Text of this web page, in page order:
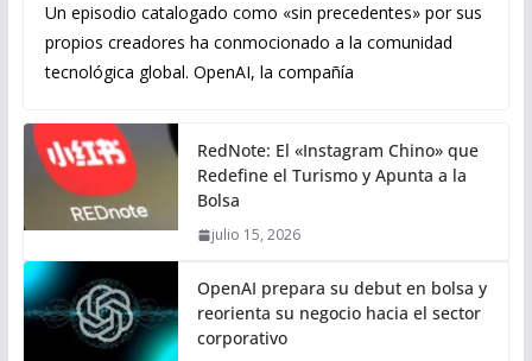
Un episodio catalogado como «sin precedentes» por sus
propios creadores ha conmocionado a la comunidad
tecnológica global. OpenAI, la compañía
RedNote: El «Instagram Chino» que
Redefine el Turismo y Apunta a la
Bolsa
julio 15, 2026
OpenAI prepara su debut en bolsa y
reorienta su negocio hacia el sector
corporativo